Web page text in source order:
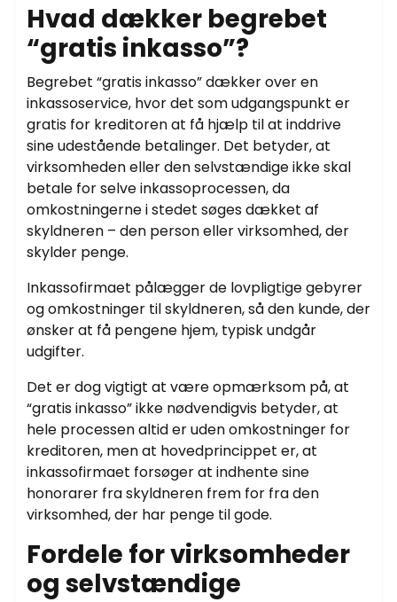
Hvad dækker begrebet
“gratis inkasso”?
Begrebet “gratis inkasso” dækker over en
inkassoservice, hvor det som udgangspunkt er
gratis for kreditoren at få hjælp til at inddrive
sine udestående betalinger. Det betyder, at
virksomheden eller den selvstændige ikke skal
betale for selve inkassoprocessen, da
omkostningerne i stedet søges dækket af
skyldneren – den person eller virksomhed, der
skylder penge.
Inkassofirmaet pålægger de lovpligtige gebyrer
og omkostninger til skyldneren, så den kunde, der
ønsker at få pengene hjem, typisk undgår
udgifter.
Det er dog vigtigt at være opmærksom på, at
“gratis inkasso” ikke nødvendigvis betyder, at
hele processen altid er uden omkostninger for
kreditoren, men at hovedprincippet er, at
inkassofirmaet forsøger at indhente sine
honorarer fra skyldneren frem for fra den
virksomhed, der har penge til gode.
Fordele for virksomheder
og selvstændige